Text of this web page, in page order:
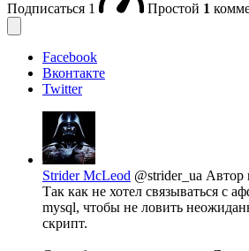
Подписаться 1 Простой 1
Facebook
Вконтакте
Twitter
Strider McLeod @strider_ua Автор
Так как не хотел связываться с
mysql, чтобы не ловить
скрипт.